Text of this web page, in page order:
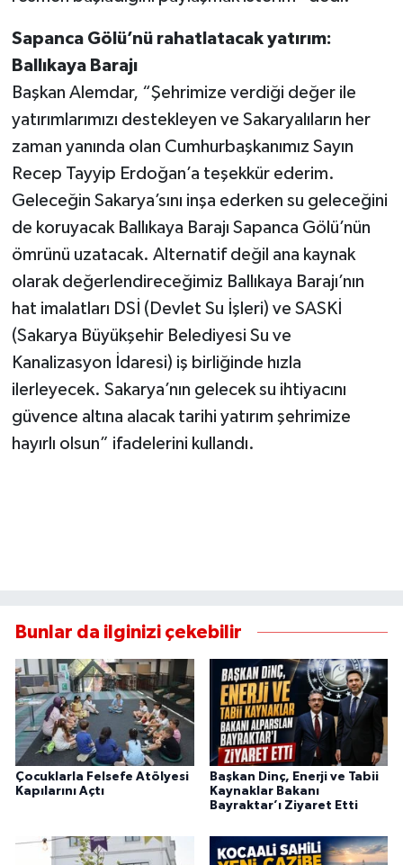
Sapanca Gölü’nü rahatlatacak yatırım:
Ballıkaya Barajı
Başkan Alemdar, “Şehrimize verdiği değer ile
yatırımlarımızı destekleyen ve Sakaryalıların her
zaman yanında olan Cumhurbaşkanımız Sayın
Recep Tayyip Erdoğan’a teşekkür ederim.
Geleceğin Sakarya’sını inşa ederken su geleceğini
de koruyacak Ballıkaya Barajı Sapanca Gölü’nün
ömrünü uzatacak. Alternatif değil ana kaynak
olarak değerlendireceğimiz Ballıkaya Barajı’nın
hat imalatları DSİ (Devlet Su İşleri) ve SASKİ
(Sakarya Büyükşehir Belediyesi Su ve
Kanalizasyon İdaresi) iş birliğinde hızla
ilerleyecek. Sakarya’nın gelecek su ihtiyacını
güvence altına alacak tarihi yatırım şehrimize
hayırlı olsun” ifadelerini kullandı.
Bunlar da ilginizi çekebilir
Çocuklarla Felsefe Atölyesi
Kapılarını Açtı
Başkan Dinç, Enerji ve Tabii
Kaynaklar Bakanı
Bayraktar’ı Ziyaret Etti